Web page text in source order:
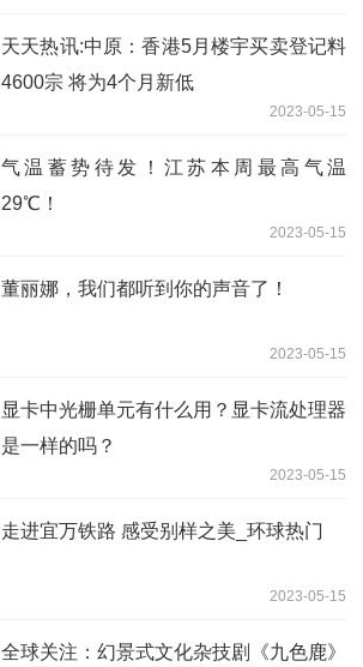
天天热讯:中原：香港5月楼宇买卖登记料
4600宗 将为4个月新低
2023-05-15
气温蓄势待发！江苏本周最高气温
29℃！
2023-05-15
董丽娜，我们都听到你的声音了！
2023-05-15
显卡中光栅单元有什么用？显卡流处理器
是一样的吗？
2023-05-15
走进宜万铁路 感受别样之美_环球热门
2023-05-15
全球关注：幻景式文化杂技剧《九色鹿》